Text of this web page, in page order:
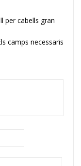
per cabells gran
camps necessaris